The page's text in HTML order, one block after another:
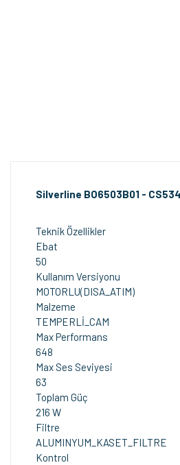
Silverline BO6503B01 -
Teknik Özellikler
Ebat
50
Kullanım Versiyonu
MOTORLU(DISA_ATIM)
Malzeme
TEMPERLİ_CAM
Max Performans
648
Max Ses Seviyesi
63
Toplam Güç
216 W
Filtre
ALUMINYUM_KASET_FILTRE
Kontrol